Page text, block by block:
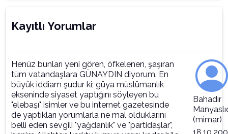
Kayıtlı Yorumlar
Henüz bunları yeni gören, öfkelenen, şaşıran
tüm vatandaşlara GÜNAYDIN diyorum. En
büyük iddiam şudur ki; güya müslümanlık
ekseninde siyaset yaptığını söyleyen bu
"elebaşı" isimler ve bu internet gazetesinde
de yaptıkları yorumlarla ne mal olduklarını
belli eden sevgili "yağdanlık" ve "partidaşlar",
Bahadır
(mimar)